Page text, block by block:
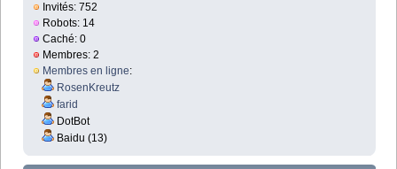
Invités: 752
Robots: 14
Caché: 0
Membres: 2
Membres en ligne:
RosenKreutz
farid
DotBot
Baidu (13)